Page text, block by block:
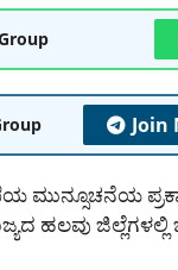
Join
ಮುನ್ಸೂಚನೆಯ
ಹಲವು